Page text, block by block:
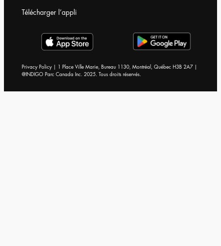
Télécharger l’appli
Privacy Policy | 1 Place Ville Marie, Bureau 1130, Montréal, Québec H3B 2A7 |
@INDIGO Parc Canada Inc. 2025. Tous droits réservés.